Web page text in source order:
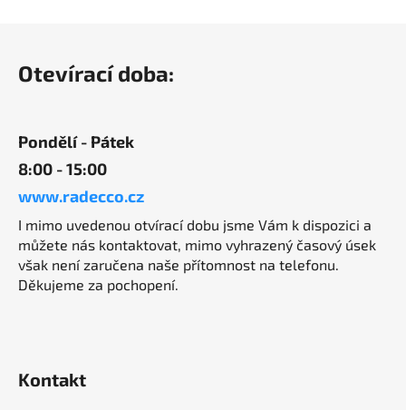
Otevírací doba:
Pondělí - Pátek
8:00 - 15:00
www.radecco.cz
I mimo uvedenou otvírací dobu jsme Vám k dispozici a
můžete nás kontaktovat, mimo vyhrazený časový úsek
však není zaručena naše přítomnost na telefonu.
Děkujeme za pochopení.
Kontakt